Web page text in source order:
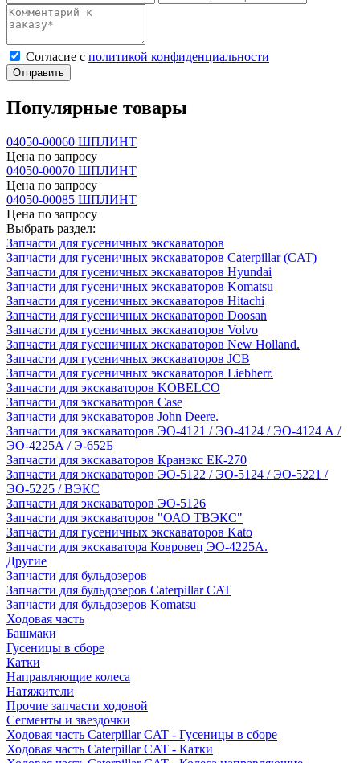
Cогласие с политикой конфиденциальности
Отправить
Популярные товары
04050-00060 ШПЛИНТ
Цена по запросу
04050-00070 ШПЛИНТ
Цена по запросу
04050-00085 ШПЛИНТ
Цена по запросу
Выбрать раздел:
Запчасти для гусеничных экскаваторов
Запчасти для гусеничных экскаваторов Caterpillar (CAT)
Запчасти для гусеничных экскаваторов Hyundai
Запчасти для гусеничных экскаваторов Komatsu
Запчасти для гусеничных экскаваторов Hitachi
Запчасти для гусеничных экскаваторов Doosan
Запчасти для гусеничных экскаваторов Volvo
Запчасти для гусеничных экскаваторов New Holland.
Запчасти для гусеничных экскаваторов JCB
Запчасти для гусеничных экскаваторов Liebherr.
Запчасти для экскаваторов KOBELCO
Запчасти для экскаваторов Case
Запчасти для экскаваторов John Deere.
Запчасти для экскаваторов ЭО-4121 / ЭО-4124 / ЭО-4124 А /
ЭО-4225А / Э-652Б
Запчасти для экскаваторов Кранэкс ЕК-270
Запчасти для экскаваторов ЭО-5122 / ЭО-5124 / ЭО-5221 /
ЭО-5225 / ВЭКС
Запчасти для экскаваторов ЭО-5126
Запчасти для экскаваторов "ОАО ТВЭКС"
Запчасти для гусеничных экскаваторов Kato
Запчасти для экскаватора Ковровец ЭО-4225А.
Другие
Запчасти для бульдозеров
Запчасти для бульдозеров Caterpillar CAT
Запчасти для бульдозеров Komatsu
Ходовая часть
Башмаки
Гусеницы в сборе
Катки
Направляющие колеса
Натяжители
Прочие запчасти ходовой
Сегменты и звездочки
Ходовая часть Caterpillar CAT - Гусеницы в сборе
Ходовая часть Caterpillar CAT - Катки